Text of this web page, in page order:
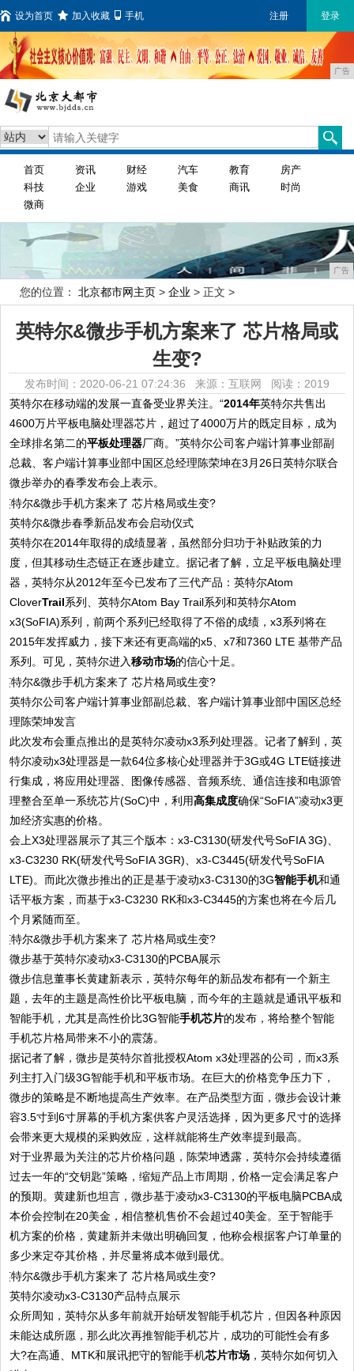
设为首页 加入收藏 手机 注册 登录
广告
首页 资讯 财经 汽车 教育
房产
科技
企业 游戏 美食 商讯
时尚
微商
广告
您的位置： 北京都市网主页 > 企业 > 正文 >
英特尔&微步手机方案来了 芯片格局或
生变?
发布时间：2020-06-21 07:24:36 来源：互联网 阅读：2019
英特尔在移动端的发展一直备受业界关注。“2014年英特尔共售出
4600万片平板电脑处理器芯片，超过了4000万片的既定目标，成为
全球排名第二的平板处理器厂商。”英特尔公司客户端计算事业部副
总裁、客户端计算事业部中国区总经理陈荣坤在3月26日英特尔联合
微步举办的春季发布会上表示。
英特尔&微步春季新品发布会启动仪式
英特尔在2014年取得的成绩显著，虽然部分归功于补贴政策的力
度，但其移动生态链正在逐步建立。据记者了解，立足平板电脑处理
器，英特尔从2012年至今已发布了三代产品：英特尔Atom
CloverTrail系列、英特尔Atom Bay Trail系列和英特尔Atom
x3(SoFIA)系列，前两个系列已经取得了不俗的成绩，x3系列将在
2015年发挥威力，接下来还有更高端的x5、x7和7360 LTE 基带产品
系列。可见，英特尔进入移动市场的信心十足。
英特尔公司客户端计算事业部副总裁、客户端计算事业部中国区总经
理陈荣坤发言
此次发布会重点推出的是英特尔凌动x3系列处理器。记者了解到，英
特尔凌动x3处理器是一款64位多核心处理器并于3G或4G LTE链接进
行集成，将应用处理器、图像传感器、音频系统、通信连接和电源管
理整合至单一系统芯片(SoC)中，利用高集成度确保“SoFIA”凌动x3更
加经济实惠的价格。
会上X3处理器展示了其三个版本：x3-C3130(研发代号SoFIA 3G)、
x3-C3230 RK(研发代号SoFIA 3GR)、x3-C3445(研发代号SoFIA
LTE)。而此次微步推出的正是基于凌动x3-C3130的3G智能手机和通
话平板方案，而基于x3-C3230 RK和x3-C3445的方案也将在今后几
个月紧随而至。
微步基于英特尔凌动x3-C3130的PCBA展示
微步信息董事长黄建新表示，英特尔每年的新品发布都有一个新主
题，去年的主题是高性价比平板电脑，而今年的主题就是通讯平板和
智能手机，尤其是高性价比3G智能手机芯片的发布，将给整个智能
手机芯片格局带来不小的震荡。
据记者了解，微步是英特尔首批授权Atom x3处理器的公司，而x3系
列主打入门级3G智能手机和平板市场。在巨大的价格竞争压力下，
微步的策略是不断地提高生产效率。在产品类型方面，微步会设计兼
容3.5寸到6寸屏幕的手机方案供客户灵活选择，因为更多尺寸的选择
会带来更大规模的采购效应，这样就能将生产效率提到最高。
对于业界最为关注的芯片价格问题，陈荣坤透露，英特尔会持续遵循
过去一年的“交钥匙”策略，缩短产品上市周期，价格一定会满足客户
的预期。黄建新也坦言，微步基于凌动x3-C3130的平板电脑PCBA成
本价会控制在20美金，相信整机售价不会超过40美金。至于智能手
机方案的价格，黄建新并未做出明确回复，他称会根据客户订单量的
多少来定夺其价格，并尽量将成本做到最优。
英特尔凌动x3-C3130产品特点展示
众所周知，英特尔从多年前就开始研发智能手机芯片，但因各种原因
未能达成所愿，那么此次再推智能手机芯片，成功的可能性会有多
大?在高通、MTK和展讯把守的智能手机芯片市场 ，英特尔如何切入